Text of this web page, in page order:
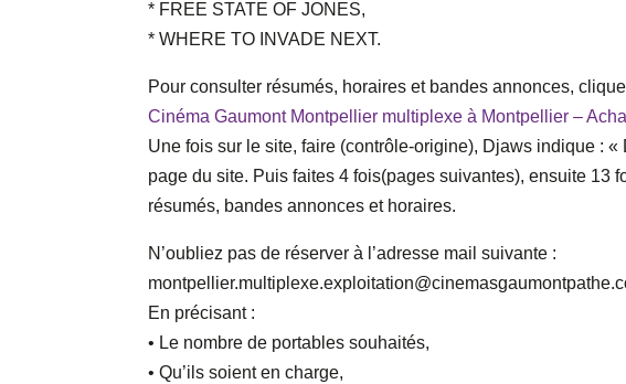
* FREE STATE OF JONES,
* WHERE TO INVADE NEXT.
Pour consulter résumés, horaires et bandes annonces,
Cinéma Gaumont Montpellier multiplexe à Montpellier –
Une fois sur le site, faire (contrôle-origine), Djaws indique :
page du site. Puis faites 4 fois(pages suivantes), ensuite 13
résumés, bandes annonces et horaires.
N’oubliez pas de réserver à l’adresse mail suivante :
En précisant :
• Le nombre de portables souhaités,
• Qu’ils soient en charge,